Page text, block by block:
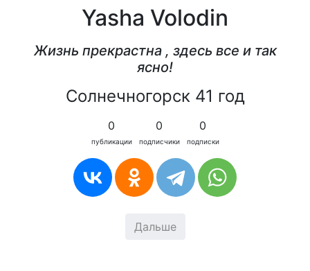
Yasha Volodin
Жизнь прекрастна , здесь все и так
ясно!
Солнечногорск 41 год
0
публикации
0
подписчики
0
подписки
Дальше